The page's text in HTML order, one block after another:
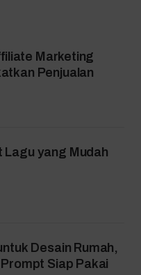
Marketing
Penjualan
Lagu yang Mudah
Desain Rumah,
Siap Pakai